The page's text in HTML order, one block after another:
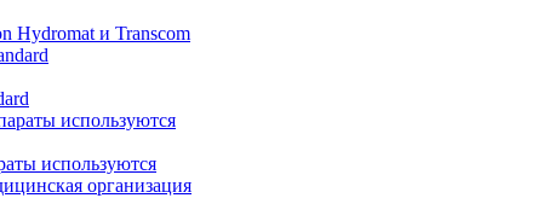
Hydromat и Transcom
используются